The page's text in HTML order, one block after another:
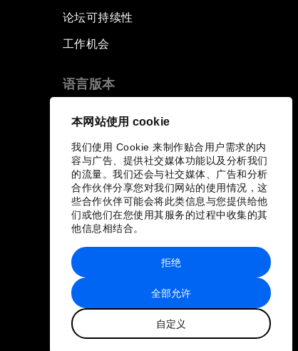
本网站使用 cookie
我们使用 Cookie 来制作贴合用户需求的内
容与广告、提供社交媒体功能以及分析我们
的流量。我们还会与社交媒体、广告和分析
合作伙伴分享您对我们网站的使用情况，这
些合作伙伴可能会将此类信息与您提供给他
们或他们在您使用其服务的过程中收集的其
他信息相结合。
全部允许
自定义
拒绝
论坛可持续性
工作机会
语言版本